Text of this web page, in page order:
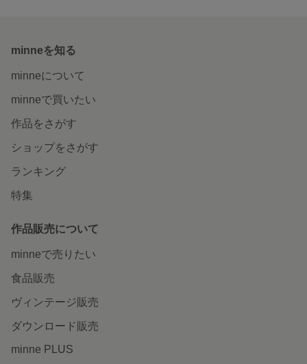
minneを知る
minneについて
minneで買いたい
作品をさがす
ショップをさがす
ランキング
特集
作品販売について
minneで売りたい
食品販売
ヴィンテージ販売
ダウンロード販売
minne PLUS